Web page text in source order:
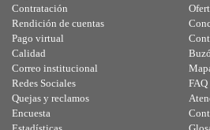
Contratación
Rendición de cuentas
Pago virtual
Calidad
Correo institucional
Redes Sociales
Quejas y reclamos
Encuesta
FAQ